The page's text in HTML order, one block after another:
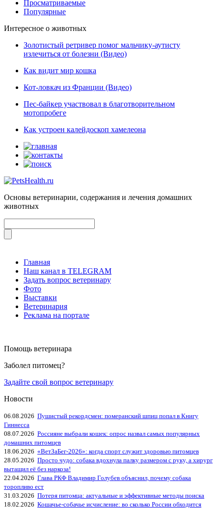
Просматриваемые
Популярные
Интересное о животных
Золотистый ретривер помог мальчику-аутисту
излечиться от болезни (Видео)
Как видит мир кошка
Кот-ловкач из Франции (Видео)
Пес-байкер участвовал в благотворительном
мотопробеге
Как устроен калейдоскоп хамелеона
Основы ветеринарии, содержания и лечения домашних
животных
Главная
Наш канал в TELEGRAM
Задать вопрос ветеринару
Фото
Выставки
Ветеринария
Реклама на портале
Помощь ветеринара
Заболел питомец?
Задайте свой вопрос ветеринару
Новости
06.08.2026 Пушистый рекордсмен: померанский шпиц попал в Книгу
Гиннесса
08.07.2026 Россияне выбрали кошек: опрос назвал самых популярных
домашних питомцев
18.06.2026 «ВетЗаБег‑2026»: когда спорт служит здоровью питомцев
28.05.2026 Просто чудо: собака вдохнула палку размером с руку, а хирург
вытащил её без наркоза!
22.04.2026 Глава РКФ Владимир Голубев объяснил, почему собака
торопливо ест
31.03.2026 Потеря питомца: актуальные и эффективные методы поиска
18.02.2026 Кошачье-собачье исчисление: во сколько России обходится